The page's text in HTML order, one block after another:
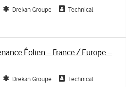
Drekan Groupe
Technical
Éolien – France / Europe –
Drekan Groupe
Technical